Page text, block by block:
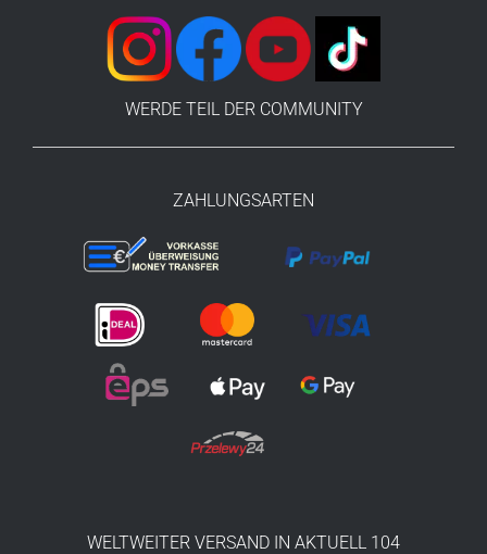
WERDE TEIL DER COMMUNITY
ZAHLUNGSARTEN
WELTWEITER VERSAND IN AKTUELL 104